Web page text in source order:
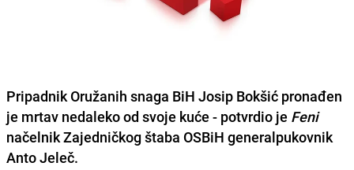
Pripadnik Oružanih snaga BiH Josip Bokšić pronađen
je mrtav nedaleko od svoje kuće - potvrdio je Feni
načelnik Zajedničkog štaba OSBiH generalpukovnik
Anto Jeleč.